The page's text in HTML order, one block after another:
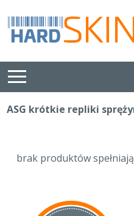
ASG krótkie repliki
brak produktów